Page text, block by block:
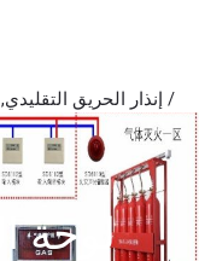
/ إنذار الحريق التقليدي,
لوحة